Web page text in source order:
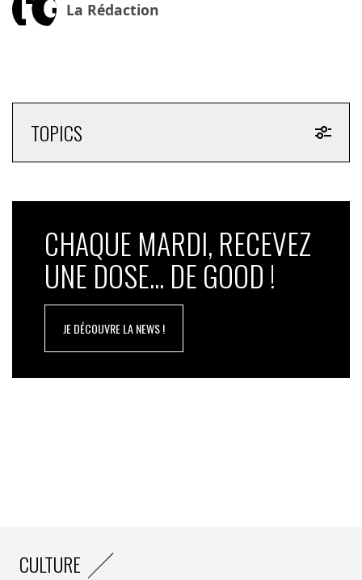
La Rédaction
TOPICS
CHAQUE MARDI, RECEVEZ
UNE DOSE... DE GOOD !
JE DÉCOUVRE LA NEWS !
CULTURE